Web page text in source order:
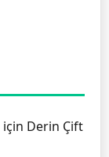
için Derin Çift